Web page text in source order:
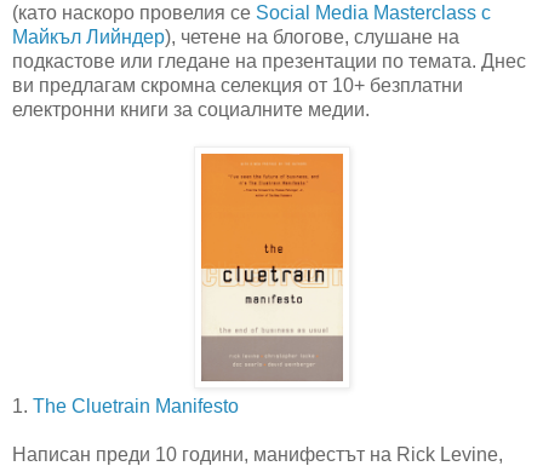
(като наскоро провелия се Social Media Masterclass с
Майкъл Лийндер), четене на блогове, слушане на
подкастове или гледане на презентации по темата. Днес
ви предлагам скромна селекция от 10+ безплатни
електронни книги за социалните медии.
1. The Cluetrain Manifesto
Написан преди 10 години, манифестът на Rick Levine,